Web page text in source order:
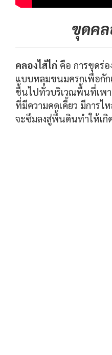
ขุดคล
คลองไส้ไก่ คือ การขุดร่
แบบหลุมขนมครกเพื่อกัก
ชื้นไปทั่วบริเวณพื้นที่เพา
ที่มีความคดเคี้ยว มีการ
จะซึมลงสู่พื้นดินทำให้เกิ